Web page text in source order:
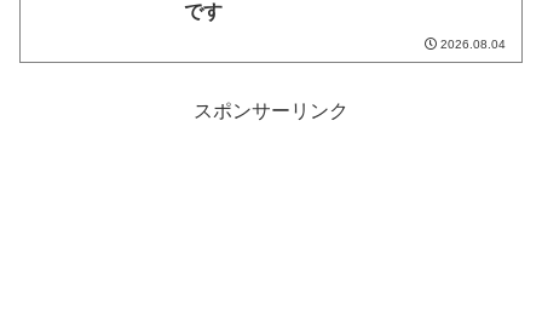
です
2026.08.04
スポンサーリンク